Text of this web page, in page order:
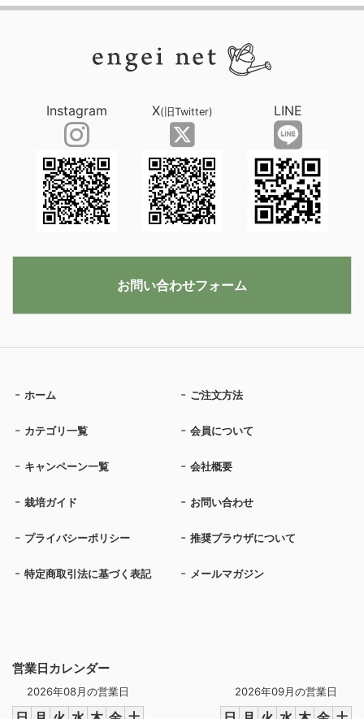
営業日カレンダー
2026年08月の営業日 2026年09月の営業日
ホーム ご注文方法
カテゴリ一覧 会員について
キャンペーン一覧 会社概要
栽培ガイド お問い合わせ
プライバシーポリシー 推奨ブラウザについて
特定商取引法に基づく表記 メールマガジン
Instagram X(旧Twitter) LINE
お問い合わせフォーム